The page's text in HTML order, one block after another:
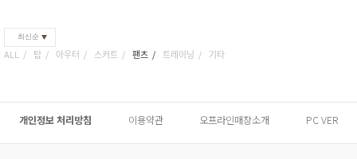
최신순
ALL 탑 아우터 스커트 팬츠 트레이닝 기타
개인정보 처리방침 이용약관 오프라인매장소개 PC VER